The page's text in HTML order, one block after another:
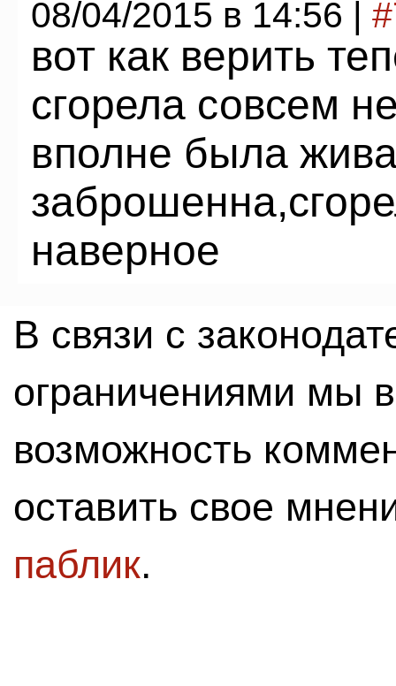
08/04/2015 в 14:56 |
вот как верить
сгорела совсем
вполне была
наверное
В связи с
ограничениями мы
возможность
оставить свое
паблик.